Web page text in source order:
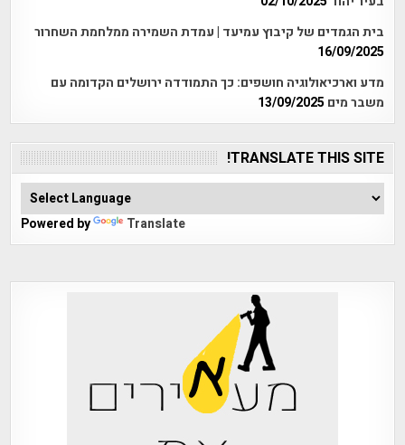
בית הגמדים של קיבוץ עמיעד | עמדת השמירה ממלחמת השחרור
16/09/2025
מדע וארכיאולוגיה חושפים: כך התמודדה ירושלים הקדומה עם
משבר מים 13/09/2025
TRANSLATE THIS SITE!
Powered by Translate